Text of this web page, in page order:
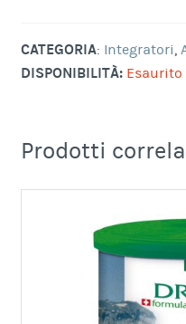
CATEGORIA: Integratori,
DISPONIBILITÀ: Esaurito
Prodotti